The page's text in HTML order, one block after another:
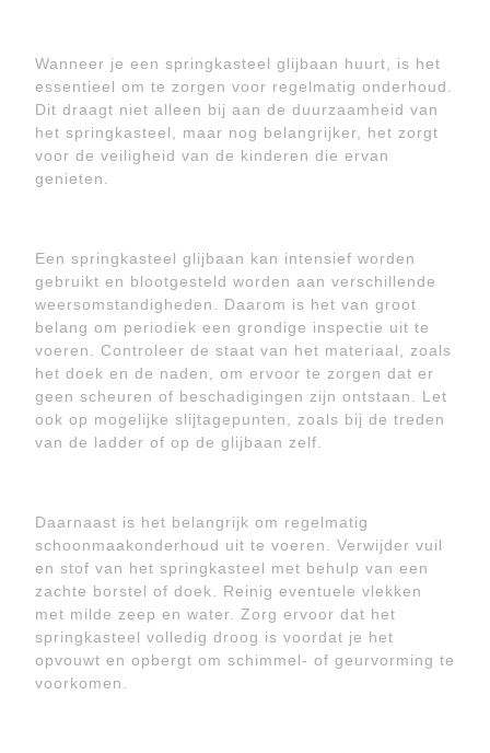
Wanneer je een springkasteel glijbaan huurt, is het
essentieel om te zorgen voor regelmatig onderhoud.
Dit draagt niet alleen bij aan de duurzaamheid van
het springkasteel, maar nog belangrijker, het zorgt
voor de veiligheid van de kinderen die ervan
genieten.
Een springkasteel glijbaan kan intensief worden
gebruikt en blootgesteld worden aan verschillende
weersomstandigheden. Daarom is het van groot
belang om periodiek een grondige inspectie uit te
voeren. Controleer de staat van het materiaal, zoals
het doek en de naden, om ervoor te zorgen dat er
geen scheuren of beschadigingen zijn ontstaan. Let
ook op mogelijke slijtagepunten, zoals bij de treden
van de ladder of op de glijbaan zelf.
Daarnaast is het belangrijk om regelmatig
schoonmaakonderhoud uit te voeren. Verwijder vuil
en stof van het springkasteel met behulp van een
zachte borstel of doek. Reinig eventuele vlekken
met milde zeep en water. Zorg ervoor dat het
springkasteel volledig droog is voordat je het
opvouwt en opbergt om schimmel- of geurvorming te
voorkomen.